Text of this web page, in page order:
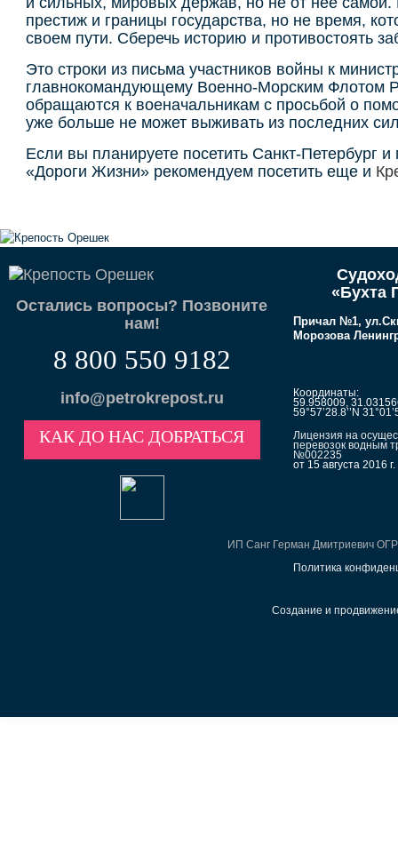
престиж и границы государства, но не время,
своем пути. Сберечь историю и противостоять
Это строки из письма участников войны к
главнокомандующему Военно-Морским Флотом
обращаются к военачальникам с просьбой о
уже больше не может выживать из последних
Если вы планируете посетить Санкт-Петербург
«Дороги Жизни» рекомендуем посетить еще и
Остались вопросы? Позвоните
нам!
8 800 550 9182
info@petrokrepost.ru
КАК ДО НАС ДОБРАТЬСЯ
«Бухта
Причал №1,
Морозова
Координаты:
59.958009,
59°57’28.8’’N
Лицензия на
перевозок водным
№002235
от 15 августа 2016 г.
ИП Санг Герман Дмитриевич
Политика
Создание и